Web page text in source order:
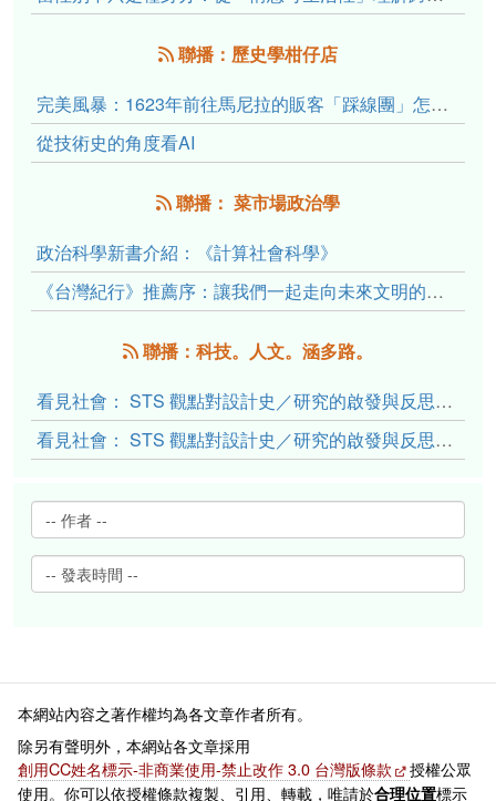
聯播：歷史學柑仔店
完美風暴：1623年前往馬尼拉的販客「踩線團」怎麼會困死於澎湖?
從技術史的角度看AI
聯播： 菜市場政治學
政治科學新書介紹：《計算社會科學》
《台灣紀行》推薦序：讓我們一起走向未來文明的備忘錄
聯播：科技。人文。涵多路。
看見社會： STS 觀點對設計史／研究的啟發與反思（下）
看見社會： STS 觀點對設計史／研究的啟發與反思（上）
本網站內容之著作權均為各文章作者所有。
除另有聲明外，本網站各文章採用
創用CC姓名標示-非商業使用-禁止改作 3.0 台灣版條款
授權公眾
使用。你可以依授權條款複製、引用、轉載，唯請於合理位置標示